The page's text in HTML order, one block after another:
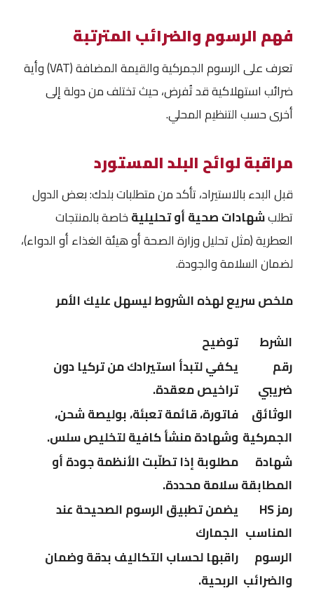
فهم الرسوم والضرائب المترتبة
تعرف على الرسوم الجمركية والقيمة المضافة (VAT) وأية
ضرائب استهلاكية قد تُفرض، حيث تختلف من دولة إلى
أخرى حسب التنظيم المحلي.
مراقبة لوائح البلد المستورد
قبل البدء بالاستيراد، تأكد من متطلبات بلدك: بعض الدول
تطلبشهادات صحية أو تحليليةخاصة بالمنتجات
العطرية (مثل تحليل وزارة الصحة أو هيئة الغذاء أو الدواء)،
لضمان السلامة والجودة.
ملخص سريع لهذه الشروط ليسهل عليك الأمر
الشرط
توضيح
رقم
ضريبي
يكفي لتبدأ استيرادك من تركيا دون
تراخيص معقدة.
الوثائق
الجمركية
فاتورة، قائمة تعبئة، بوليصة شحن،
وشهادة منشأ كافية لتخليص سلس.
شهادة
المطابقة
مطلوبة إذا تطلّبت الأنظمة جودة أو
سلامة محددة.
رمز HS
المناسب
يضمن تطبيق الرسوم الصحيحة عند
الجمارك
الرسوم
والضرائب
راقبها لحساب التكاليف بدقة وضمان
الربحية.